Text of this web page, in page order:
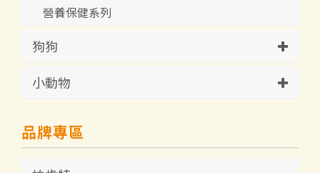
營養保健系列
狗狗
小動物
品牌專區